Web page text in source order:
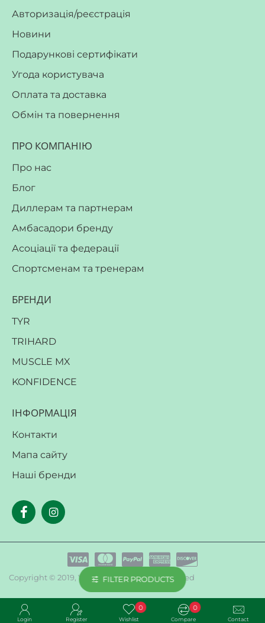
Login Register Wishlist
0
Compare
0
Contact
Авторизація/реєстрація
Новини
Подарункові сертифікати
Угода користувача
Оплата та доставка
Обмін та повернення
ПРО КОМПАНІЮ
Про нас
Блог
Диллерам та партнерам
Амбасадори бренду
Асоціації та федерації
Спортсменам та тренерам
БРЕНДИ
TYR
TRIHARD
MUSCLE MX
KONFIDENCE
ІНФОРМАЦІЯ
Контакти
Мапа сайту
Наші бренди
Copyright © 2019, Your Store, All Rights Reserved
FILTER PRODUCTS